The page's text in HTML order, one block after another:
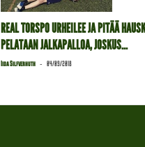
REAL TORSPO URHEILEE JA PITÄÄ
PELATAAN JALKAPALLOA, JOSKUS...
Iida Silfverhuth - 04/09/2018